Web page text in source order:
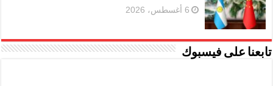
6 أغسطس، 2026
تابعنا على فيسبوك